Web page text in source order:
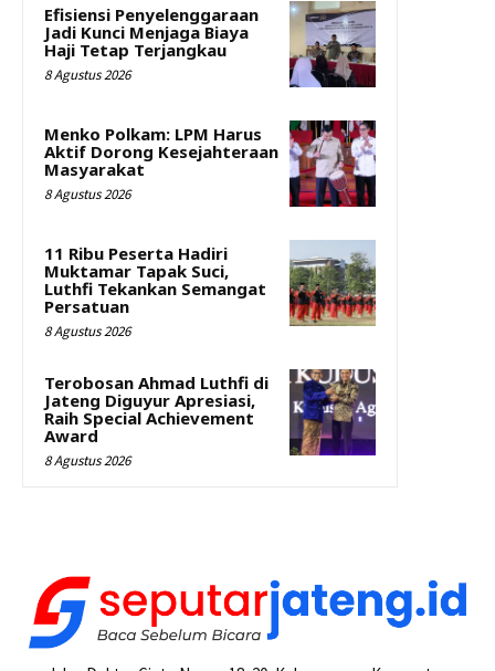
Efisiensi Penyelenggaraan
Jadi Kunci Menjaga Biaya
Haji Tetap Terjangkau
8 Agustus 2026
Menko Polkam: LPM Harus
Aktif Dorong Kesejahteraan
Masyarakat
8 Agustus 2026
11 Ribu Peserta Hadiri
Muktamar Tapak Suci,
Luthfi Tekankan Semangat
Persatuan
8 Agustus 2026
Terobosan Ahmad Luthfi di
Jateng Diguyur Apresiasi,
Raih Special Achievement
Award
8 Agustus 2026